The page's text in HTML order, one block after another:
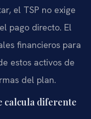
el TSP no exige
pago directo. El
financieros para
estos activos de
del plan.
calcula diferente